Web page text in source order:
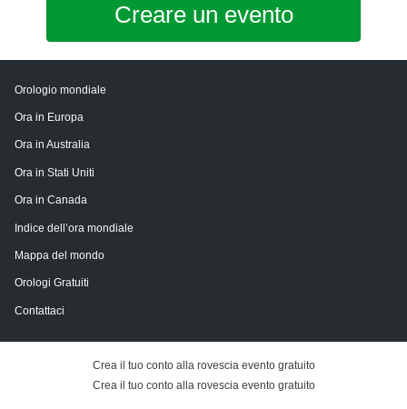
Creare un evento
Orologio mondiale
Ora in Europa
Ora in Australia
Ora in Stati Uniti
Ora in Canada
Indice dell’ora mondiale
Mappa del mondo
Orologi Gratuiti
Contattaci
Crea il tuo conto alla rovescia evento gratuito
Crea il tuo conto alla rovescia evento gratuito